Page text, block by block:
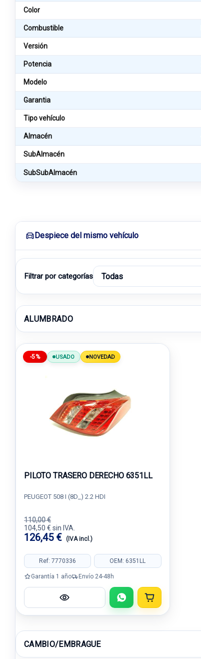
Color
Combustible
Versión
Potencia
Modelo
Garantia
Tipo vehículo
Almacén
SubAlmacén
SubSubAlmacén
Despiece del mismo vehículo
Filtrar por categorías
ALUMBRADO
-5% USADO NOVEDAD
PILOTO TRASERO DERECHO 6351LL
PEUGEOT 508 I (8D_) 2.2 HDI
110,00 €
104,50 € sin IVA.
126,45 € (IVA incl.)
Ref: 7770336 OEM: 6351LL
Garantía 1 año Envío 24-48h
CAMBIO/EMBRAGUE